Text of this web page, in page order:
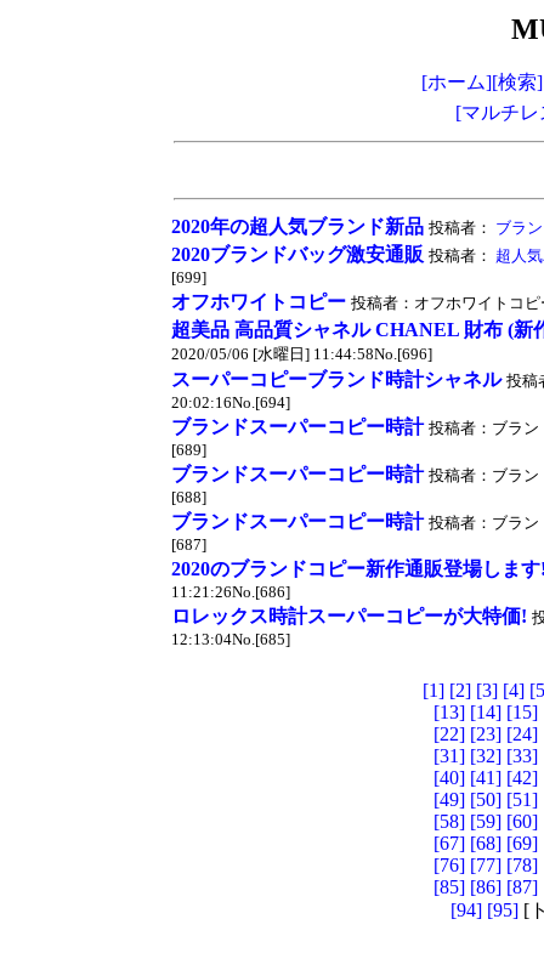
[ホーム][検索]
[マルチ
2020年の超人気ブランド新品 投稿者： ブラ
2020ブランドバッグ激安通販 投稿者： 超人
[699]
オフホワイトコピー 投稿者：オフホワイトコ
超美品 高品質シャネル CHANEL 財布 (新
2020/05/06 [水曜日] 11:44:58No.[696]
スーパーコピーブランド時計シャネル 投稿
20:02:16No.[694]
ブランドスーパーコピー時計 投稿者：ブラン
[689]
ブランドスーパーコピー時計 投稿者：ブラン
[688]
ブランドスーパーコピー時計 投稿者：ブラン
[687]
2020のブランドコピー新作通販登場しま
11:21:26No.[686]
ロレックス時計スーパーコピーが大特価!
12:13:04No.[685]
[1] [2] [3] [4]
[13] [14] [15]
[22] [23] [24]
[31] [32] [33]
[40] [41] [42]
[49] [50] [51]
[58] [59] [60]
[67] [68] [69]
[76] [77] [78]
[85] [86] [87]
[94] [95] [